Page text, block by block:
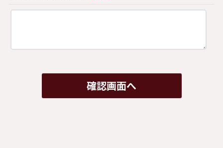
確認画面へ